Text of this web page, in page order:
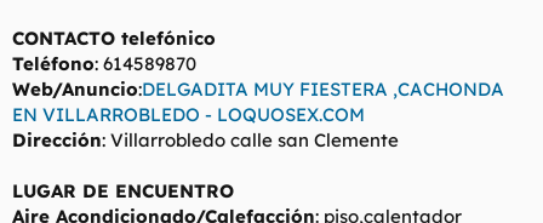
CONTACTO telefónico
Teléfono: 614589870
Web/Anuncio:DELGADITA MUY FIESTERA ,CACHONDA
EN VILLARROBLEDO - LOQUOSEX.COM
Dirección: Villarrobledo calle san Clemente
LUGAR DE ENCUENTRO
Aire Acondicionado/Calefacción: piso,calentador